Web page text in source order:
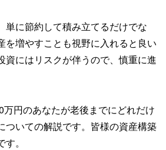
単に節約して積み立てるだけでな
を増やすことも視野に入れると良い
資にはリスクが伴うので、慎重に進
円のあなたが老後までにどれだけ
ついての解説です。皆様の資産構築
。